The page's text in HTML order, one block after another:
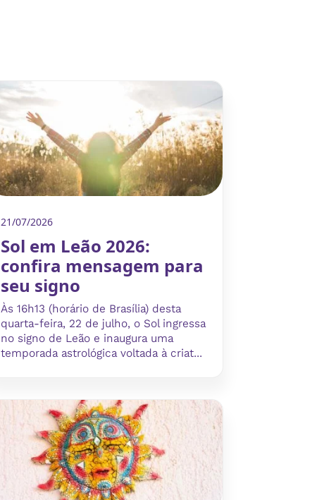
21/07/2026
Sol em Leão 2026:
confira mensagem para
seu signo
Às 16h13 (horário de Brasília) desta
quarta-feira, 22 de julho, o Sol ingressa
no signo de Leão e inaugura uma
temporada astrológica voltada à criat...